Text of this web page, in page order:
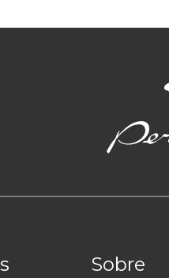
Sobre